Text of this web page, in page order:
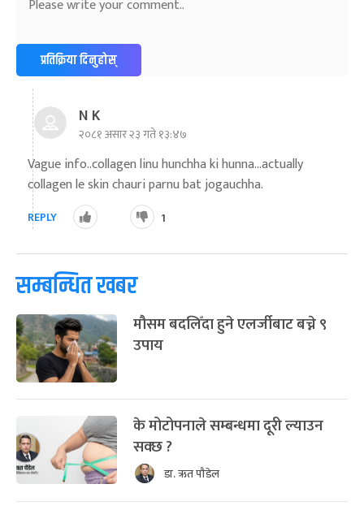
प्रतिक्रिया दिनुहोस्
N K
२०८१ असार २३ गते १३:४७
Vague info..collagen linu hunchha ki hunna...actually
collagen le skin chauri parnu bat jogauchha.
REPLY 1
सम्बन्धित खबर
मौसम बदलिँदा हुने एलर्जीबाट बच्ने ९
उपाय
के मोटोपनाले सम्बन्धमा दूरी ल्याउन
सक्छ ?
डा. ऋत पौडेल